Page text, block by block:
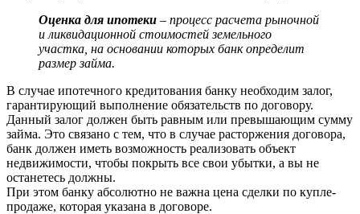
Оценка для ипотеки – процесс расчета рыночной
и ликвидационной стоимостей земельного
участка, на основании которых банк определит
размер займа.
В случае ипотечного кредитования банку необходим залог,
гарантирующий выполнение обязательств по договору.
Данный залог должен быть равным или превышающим сумму
займа. Это связано с тем, что в случае расторжения договора,
банк должен иметь возможность реализовать объект
недвижимости, чтобы покрыть все свои убытки, а вы не
останетесь должны.
При этом банку абсолютно не важна цена сделки по купле-
продаже, которая указана в договоре.